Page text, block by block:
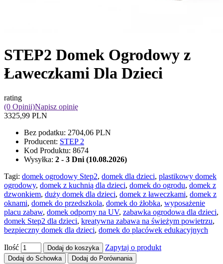
STEP2 Domek Ogrodowy z
Ławeczkami Dla Dzieci
rating
(0 Opinii)Napisz opinię
3325,99 PLN
Bez podatku: 2704,06 PLN
Producent: STEP 2
Kod Produktu: 8674
Wysyłka: 2 - 3 Dni (10.08.2026)
Tagi: domek ogrodowy Step2, domek dla dzieci, plastikowy domek
ogrodowy, domek z kuchnią dla dzieci, domek do ogrodu, domek z
dzwonkiem, duży domek dla dzieci, domek z ławeczkami, domek z
oknami, domek do przedszkola, domek do żłobka, wyposażenie
placu zabaw, domek odporny na UV, zabawka ogrodowa dla dzieci,
domek Step2 dla dzieci, kreatywna zabawa na świeżym powietrzu,
bezpieczny domek dla dzieci, domek do placówek edukacyjnych
Ilość Dodaj do koszyka Zapytaj o produkt
Dodaj do Schowka Dodaj do Porównania